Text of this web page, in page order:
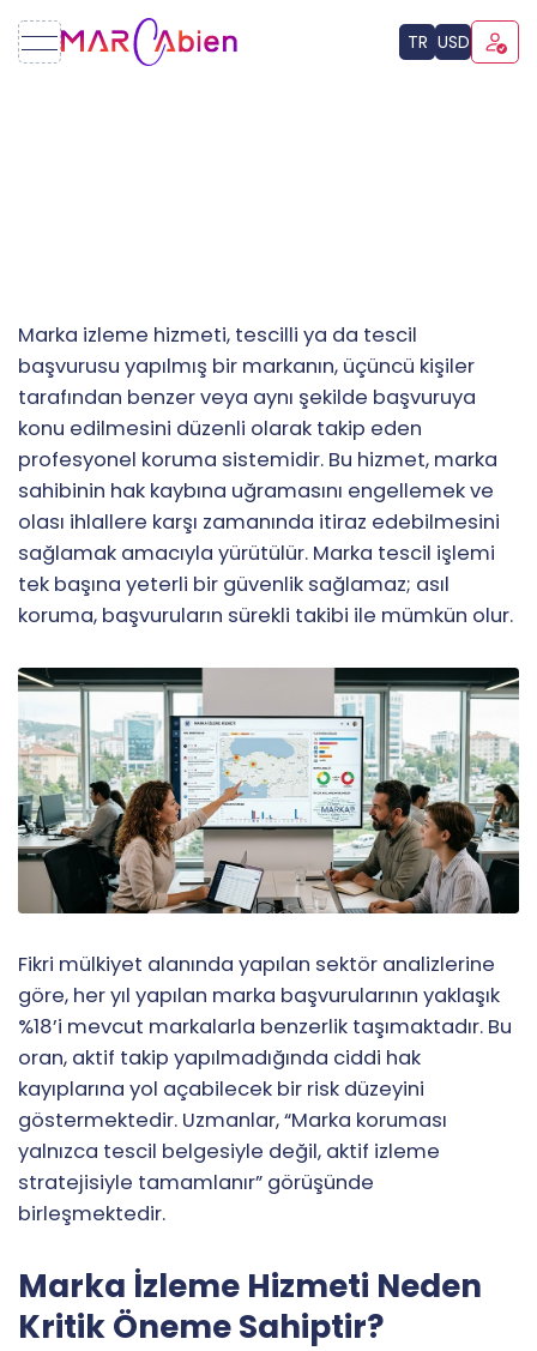
TR USD
Marka izleme hizmeti, tescilli ya da tescil
başvurusu yapılmış bir markanın, üçüncü kişiler
tarafından benzer veya aynı şekilde başvuruya
konu edilmesini düzenli olarak takip eden
profesyonel koruma sistemidir. Bu hizmet, marka
sahibinin hak kaybına uğramasını engellemek ve
olası ihlallere karşı zamanında itiraz edebilmesini
sağlamak amacıyla yürütülür. Marka tescil işlemi
tek başına yeterli bir güvenlik sağlamaz; asıl
koruma, başvuruların sürekli takibi ile mümkün olur.
Fikri mülkiyet alanında yapılan sektör analizlerine
göre, her yıl yapılan marka başvurularının yaklaşık
%18’i mevcut markalarla benzerlik taşımaktadır. Bu
oran, aktif takip yapılmadığında ciddi hak
kayıplarına yol açabilecek bir risk düzeyini
göstermektedir. Uzmanlar, “Marka koruması
yalnızca tescil belgesiyle değil, aktif izleme
stratejisiyle tamamlanır” görüşünde
birleşmektedir.
Marka İzleme Hizmeti Neden
Kritik Öneme Sahiptir?